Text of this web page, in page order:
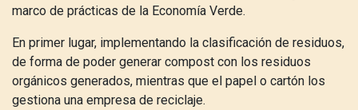
marco de prácticas de la Economía Verde.
En primer lugar, implementando la clasificación de residuos,
de forma de poder generar compost con los residuos
orgánicos generados, mientras que el papel o cartón los
gestiona una empresa de reciclaje.